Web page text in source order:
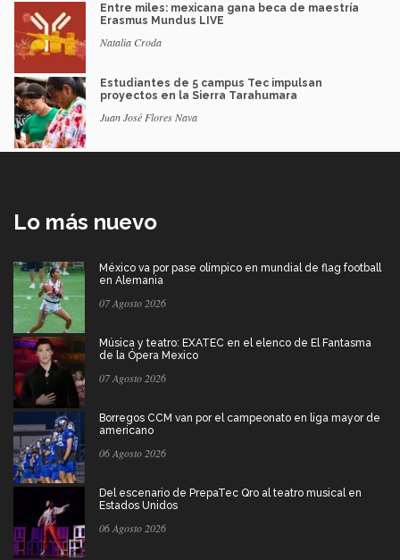
Entre miles: mexicana gana beca de maestría
Erasmus Mundus LIVE
Natalia Croda
Estudiantes de 5 campus Tec impulsan
proyectos en la Sierra Tarahumara
Juan José Flores Nava
Lo más nuevo
México va por pase olímpico en mundial de flag football
en Alemania
07 Agosto 2026
Música y teatro: EXATEC en el elenco de El Fantasma
de la Ópera Mexico
07 Agosto 2026
Borregos CCM van por el campeonato en liga mayor de
americano
06 Agosto 2026
Del escenario de PrepaTec Qro al teatro musical en
Estados Unidos
06 Agosto 2026